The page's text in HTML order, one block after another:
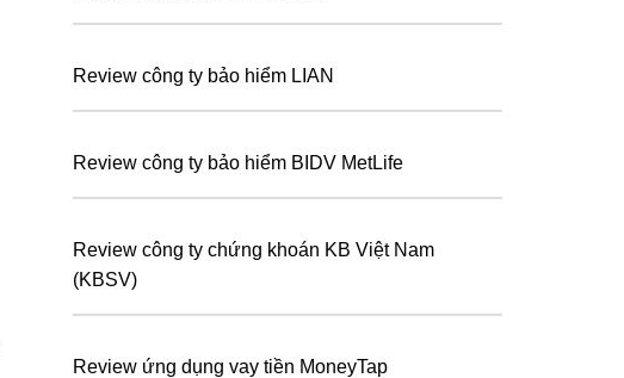
Review công ty bảo hiểm LIAN
Review công ty bảo hiểm BIDV MetLife
Review công ty chứng khoán KB Việt Nam
(KBSV)
Review ứng dụng vay tiền MoneyTap